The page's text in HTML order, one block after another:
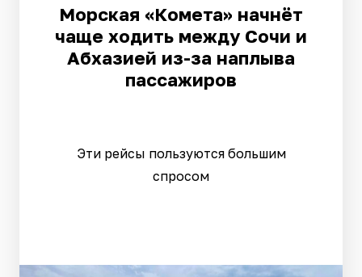
Морская «Комета» начнёт
чаще ходить между Сочи и
Абхазией из-за наплыва
пассажиров
Эти рейсы пользуются большим
спросом